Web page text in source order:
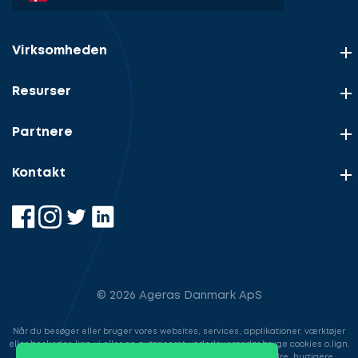
Virksomheden
Resurser
Partnere
Kontakt
© 2026 Ageras Danmark ApS
Når du besøger eller bruger vores websites, services, applikationer, værktøjer
eller beskeder, kan vi eller en autoriseret underleverandør bruge cookies o.lign.